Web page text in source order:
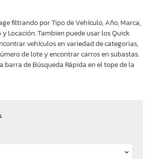
filtrando por Tipo de Vehículo, Año, Marca,
Locación. Tambien puede usar los Quick
vehículos en variedad de categorias,
de lote y encontrar carros en subastas.
barra de Búsqueda Rápida en el tope de la